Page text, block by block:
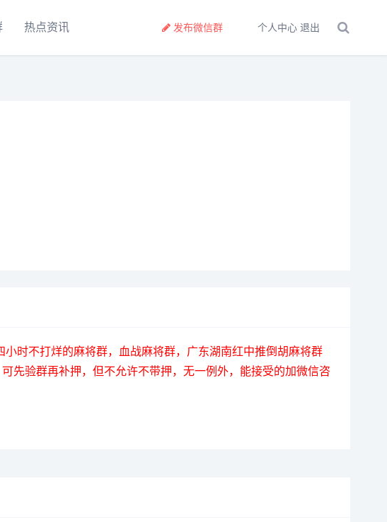
热点资讯 个人中心 退出
发布微信群
时不打烊的麻将群，血战麻将群，广东湖南红中推倒胡麻将群
先验群再补押，但不允许不带押，无一例外，能接受的加微信咨